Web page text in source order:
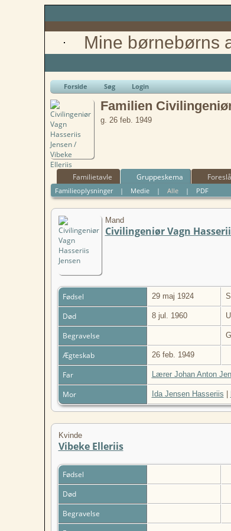
Mine børnebørns
Forside Søg Login
Familien
g. 26 feb. 1949
Familietavle Gruppeskema Foreslå
Familieoplysninger| Medie |Alle | PDF
Mand
Civilingeniør Vagn
Fødsel 29 maj 1924
Død 8 jul. 1960
Begravelse
Ægteskab 26 feb. 1949
Far Lærer Johan Anton
Mor Ida Jensen Hasseriis
Kvinde
Vibeke Elleriis
Fødsel
Død
Begravelse